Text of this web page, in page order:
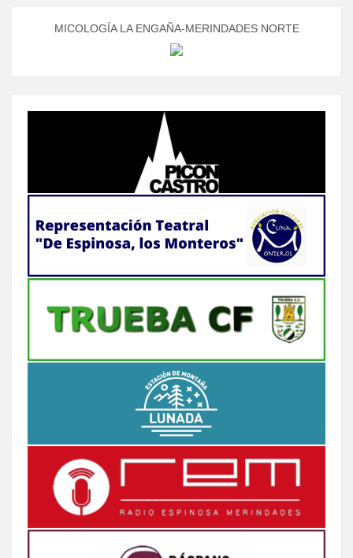
MICOLOGÍA LA ENGAÑA-MERINDADES NORTE